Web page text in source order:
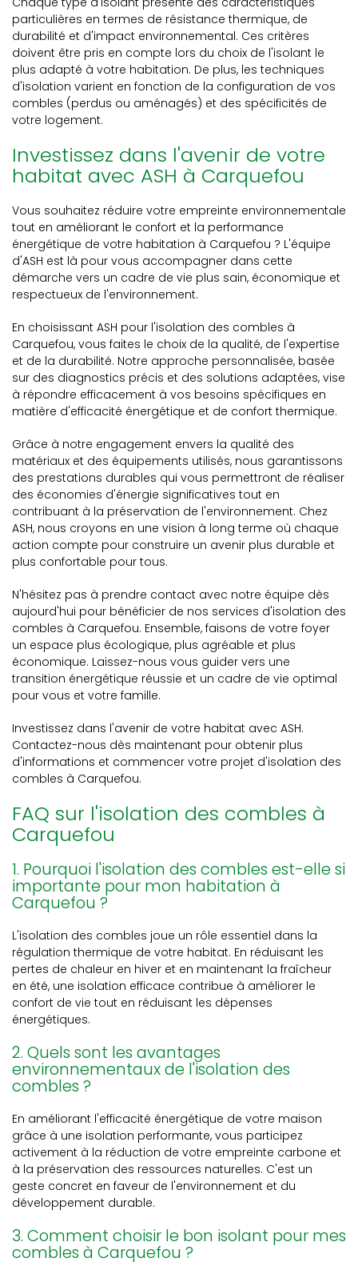
particulières en termes de résistance thermique, de
durabilité et d'impact environnemental. Ces critères
doivent être pris en compte lors du choix de l'isolant le
plus adapté à votre habitation. De plus, les techniques
d'isolation varient en fonction de la configuration de vos
combles (perdus ou aménagés) et des spécificités de
votre logement.
Investissez dans l'avenir de votre
habitat avec ASH à Carquefou
Vous souhaitez réduire votre empreinte environnementale
tout en améliorant le confort et la performance
énergétique de votre habitation à Carquefou ? L'équipe
d'ASH est là pour vous accompagner dans cette
démarche vers un cadre de vie plus sain, économique et
respectueux de l'environnement.
En choisissant ASH pour l'isolation des combles à
Carquefou, vous faites le choix de la qualité, de l'expertise
et de la durabilité. Notre approche personnalisée, basée
sur des diagnostics précis et des solutions adaptées, vise
à répondre efficacement à vos besoins spécifiques en
matière d'efficacité énergétique et de confort thermique.
Grâce à notre engagement envers la qualité des
matériaux et des équipements utilisés, nous garantissons
des prestations durables qui vous permettront de réaliser
des économies d'énergie significatives tout en
contribuant à la préservation de l'environnement. Chez
ASH, nous croyons en une vision à long terme où chaque
action compte pour construire un avenir plus durable et
plus confortable pour tous.
N'hésitez pas à prendre contact avec notre équipe dès
aujourd'hui pour bénéficier de nos services d'isolation des
combles à Carquefou. Ensemble, faisons de votre foyer
un espace plus écologique, plus agréable et plus
économique. Laissez-nous vous guider vers une
transition énergétique réussie et un cadre de vie optimal
pour vous et votre famille.
Investissez dans l'avenir de votre habitat avec ASH.
Contactez-nous dès maintenant pour obtenir plus
d'informations et commencer votre projet d'isolation des
combles à Carquefou.
FAQ sur l'isolation des combles à
Carquefou
1. Pourquoi l'isolation des combles est-elle si
importante pour mon habitation à
Carquefou ?
L'isolation des combles joue un rôle essentiel dans la
régulation thermique de votre habitat. En réduisant les
pertes de chaleur en hiver et en maintenant la fraîcheur
en été, une isolation efficace contribue à améliorer le
confort de vie tout en réduisant les dépenses
énergétiques.
2. Quels sont les avantages
environnementaux de l'isolation des
combles ?
En améliorant l'efficacité énergétique de votre maison
grâce à une isolation performante, vous participez
activement à la réduction de votre empreinte carbone et
à la préservation des ressources naturelles. C'est un
geste concret en faveur de l'environnement et du
développement durable.
3. Comment choisir le bon isolant pour mes
combles à Carquefou ?